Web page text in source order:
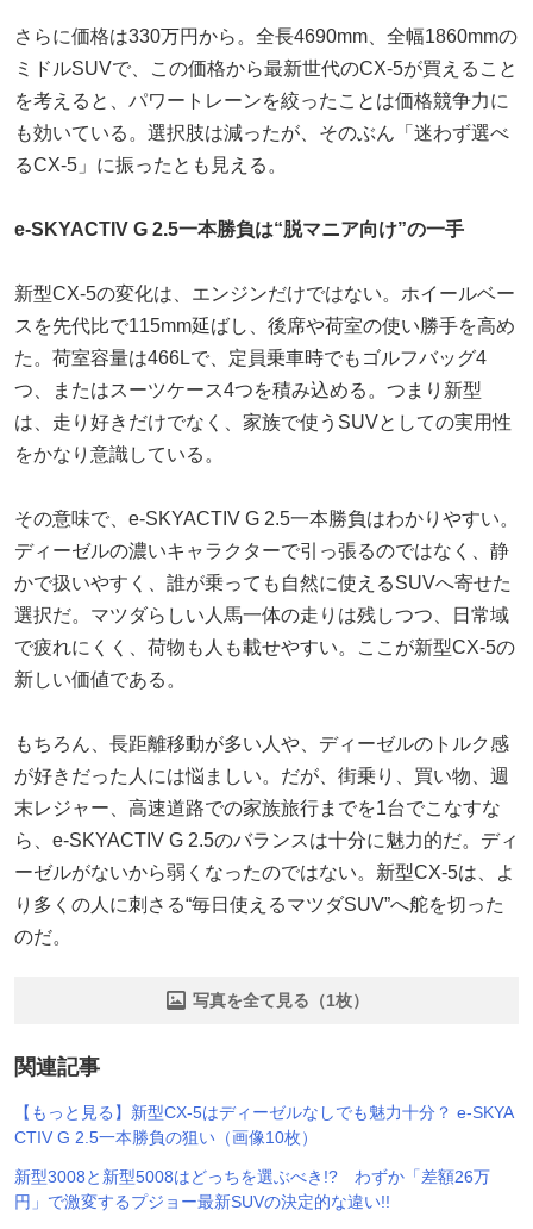
さらに価格は330万円から。全長4690mm、全幅1860mmの
ミドルSUVで、この価格から最新世代のCX-5が買えること
を考えると、パワートレーンを絞ったことは価格競争力に
も効いている。選択肢は減ったが、そのぶん「迷わず選べ
るCX-5」に振ったとも見える。
e-SKYACTIV G 2.5一本勝負は“脱マニア向け”の一手
新型CX-5の変化は、エンジンだけではない。ホイールベー
スを先代比で115mm延ばし、後席や荷室の使い勝手を高め
た。荷室容量は466Lで、定員乗車時でもゴルフバッグ4
つ、またはスーツケース4つを積み込める。つまり新型
は、走り好きだけでなく、家族で使うSUVとしての実用性
をかなり意識している。
その意味で、e-SKYACTIV G 2.5一本勝負はわかりやすい。
ディーゼルの濃いキャラクターで引っ張るのではなく、静
かで扱いやすく、誰が乗っても自然に使えるSUVへ寄せた
選択だ。マツダらしい人馬一体の走りは残しつつ、日常域
で疲れにくく、荷物も人も載せやすい。ここが新型CX-5の
新しい価値である。
もちろん、長距離移動が多い人や、ディーゼルのトルク感
が好きだった人には悩ましい。だが、街乗り、買い物、週
末レジャー、高速道路での家族旅行までを1台でこなすな
ら、e-SKYACTIV G 2.5のバランスは十分に魅力的だ。ディ
ーゼルがないから弱くなったのではない。新型CX-5は、よ
り多くの人に刺さる“毎日使えるマツダSUV”へ舵を切った
のだ。
写真を全て見る（1枚）
関連記事
【もっと見る】新型CX-5はディーゼルなしでも魅力十分？ e-SKYA
CTIV G 2.5一本勝負の狙い（画像10枚）
新型3008と新型5008はどっちを選ぶべき!? わずか「差額26万
円」で激変するプジョー最新SUVの決定的な違い!!